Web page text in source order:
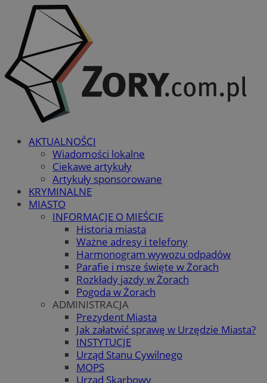
AKTUALNOŚCI
Wiadomości lokalne
Ciekawe artykuły
Artykuły sponsorowane
KRYMINALNE
MIASTO
INFORMACJE O MIEŚCIE
Historia miasta
Ważne adresy i telefony
Harmonogram wywozu odpadów
Parafie i msze święte w Żorach
Rozkłady jazdy w Żorach
Pogoda w Żorach
ADMINISTRACJA
Prezydent Miasta
Jak załatwić sprawę w Urzędzie Miasta?
INSTYTUCJE
Urząd Stanu Cywilnego
MOPS
Urząd Skarbowy